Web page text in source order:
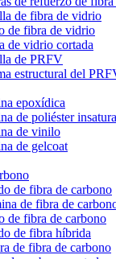
de fibra de vidrio
de fibra de vidrio
de vidrio cortada
de PRFV
estructural del
epoxídica
de poliéster
de vinilo
de gelcoat
de fibra de carbono
de fibra de
de fibra de carbono
de fibra híbrida
de fibra de carbono